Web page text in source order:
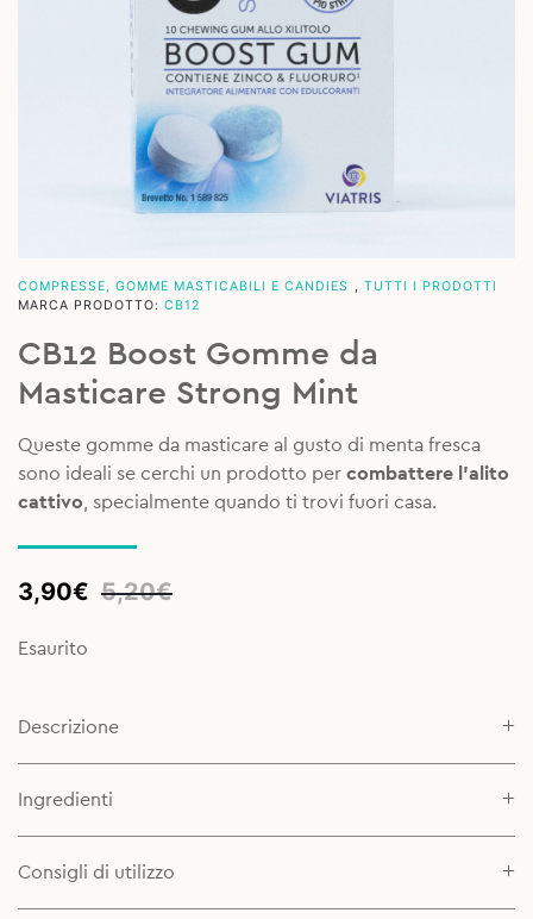
COMPRESSE, GOMME MASTICABILI E CANDIES , TUTTI I PRODOTTI
MARCA PRODOTTO: CB12
CB12 Boost Gomme da
Masticare Strong Mint
Queste gomme da masticare al gusto di menta fresca
sono ideali se cerchi un prodotto per combattere l’alito
cattivo, specialmente quando ti trovi fuori casa.
5,20€
Original
was:
3,90€
Current
is:
Esaurito
Descrizione
Ingredienti
Consigli di utilizzo